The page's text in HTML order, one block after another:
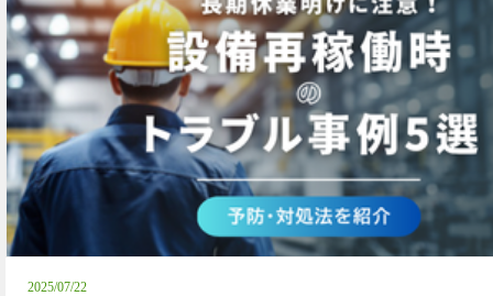
2025/07/22